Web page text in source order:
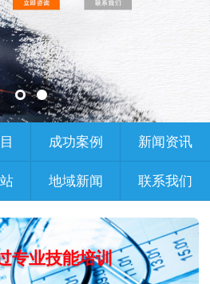
成功案例 新闻资讯
地域新闻 联系我们
专业技能培训